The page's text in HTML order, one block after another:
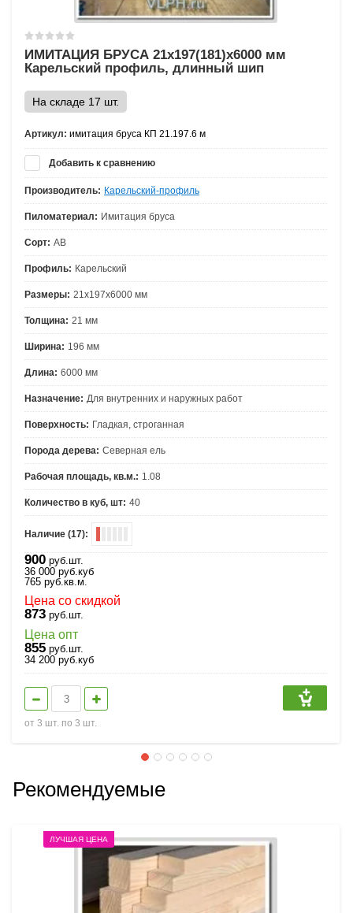
ИМИТАЦИЯ БРУСА 21х197(181)х6000 мм
Карельский профиль, длинный шип
На складе 17 шт.
Артикул: имитация бруса КП 21.197.6 м
Добавить к сравнению
Производитель: Карельский-профиль
Пиломатериал: Имитация бруса
Сорт: АВ
Профиль: Карельский
Размеры: 21х197х6000 мм
Толщина: 21 мм
Ширина: 196 мм
Длина: 6000 мм
Назначение: Для внутренних и наружных работ
Поверхность: Гладкая, строганная
Порода дерева: Северная ель
Рабочая площадь, кв.м.: 1.08
Количество в куб, шт: 40
Наличие (17):
900 руб.шт.
36 000 руб.куб
765 руб.кв.м.
Цена со скидкой
873 руб.шт.
Цена опт
855 руб.шт.
34 200 руб.куб
от 3 шт. по 3 шт.
Рекомендуемые
ЛУЧШАЯ ЦЕНА